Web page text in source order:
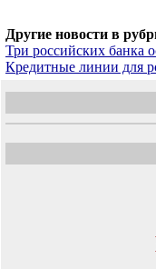
Другие новости в
Три российских банка
Кредитные линии для